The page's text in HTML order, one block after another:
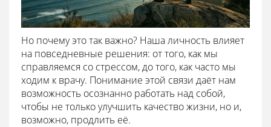
Но почему это так важно? Наша личность влияет
на повседневные решения: от того, как мы
справляемся со стрессом, до того, как часто мы
ходим к врачу. Понимание этой связи даёт нам
возможность осознанно работать над собой,
чтобы не только улучшить качество жизни, но и,
возможно, продлить её.